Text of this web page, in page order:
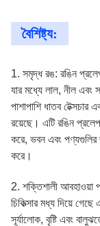
বৈশিষ্ট্য:
1. সমৃদ্ধ রঙ: রঙিন
যার মধ্যে লাল, নীল
পাশাপাশি ধাতব
রয়েছে। এটি রঙিন
করে, ভবন এবং পণ্যগুলির
করে।
2. শক্তিশালী আবহাওয়া
চিকিত্সার মধ্য দিয়ে
সূর্যালোক, বৃষ্টি এবং